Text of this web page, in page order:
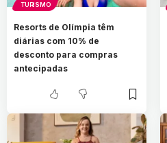
TURISMO
Resorts de Olímpia têm
diárias com 10% de
desconto para compras
antecipadas